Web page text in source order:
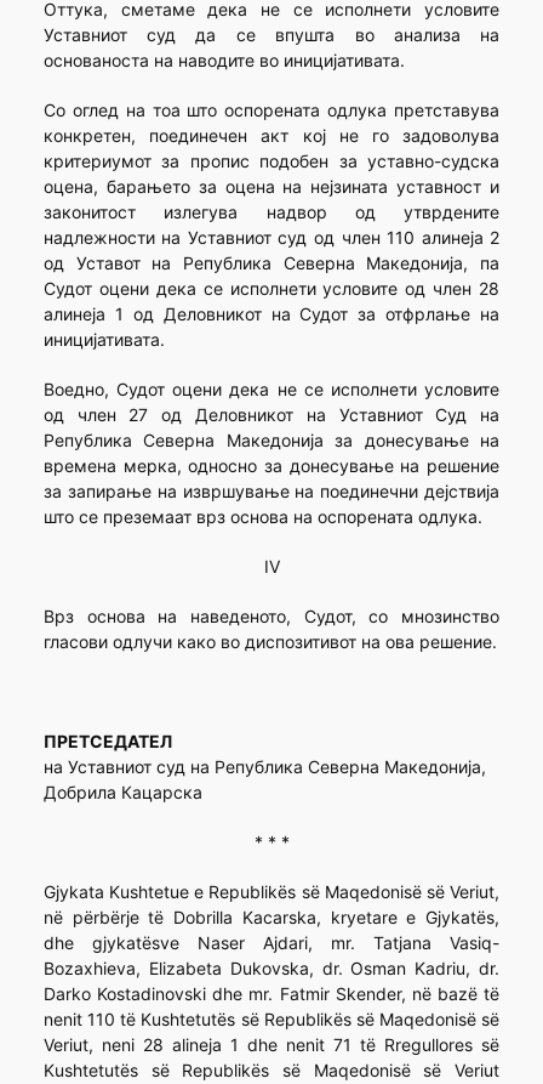
Оттука, сметаме дека не се исполнети условите
Уставниот суд да се впушта во анализа на
основаноста на наводите во иницијативата.
Со оглед на тоа што оспорената одлука претставува
конкретен, поединечен акт кoj не го задоволува
критериумот за пропис подобен за уставно-судска
оцена, барањето за оцена на нејзината уставност и
законитост излегува надвор од утврдените
надлежности на Уставниот суд од член 110 алинеја 2
од Уставот на Република Северна Македонија, па
Судот оцени дека се исполнети условите од член 28
алинеја 1 од Деловникот на Судот за отфрлање на
иницијативата.
Воедно, Судот оцени дека не се исполнети условите
од член 27 од Деловникот на Уставниот Суд на
Република Северна Македонија за донесување на
времена мерка, односно за донесување на решение
за запирање на извршување на поединечни дејствија
што се преземаат врз основа на оспорената одлука.
IV
Врз основа на наведеното, Судот, со мнозинство
гласови одлучи како во диспозитивот на ова решение.
ПРЕТСЕДАТЕЛ
на Уставниот суд на Република Северна Македонија,
Добрила Кацарска
* * *
Gjykata Kushtetue e Republikës së Maqedonisë së Veriut,
në përbërje të Dobrilla Kacarska, kryetare e Gjykatës,
dhe gjykatësve Naser Ajdari, mr. Tatjana Vasiq-
Bozaxhieva, Elizabeta Dukovska, dr. Osman Kadriu, dr.
Darko Kostadinovski dhe mr. Fatmir Skender, në bazë të
nenit 110 të Kushtetutës së Republikës së Maqedonisë së
Veriut, neni 28 alineja 1 dhe nenit 71 të Rregullores së
Kushtetutës së Republikës së Maqedonisë së Veriut